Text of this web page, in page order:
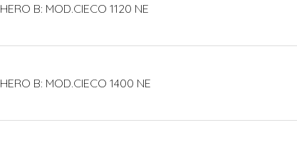
HERO B: MOD.CIECO 1120 NE
HERO B: MOD.CIECO 1400 NE